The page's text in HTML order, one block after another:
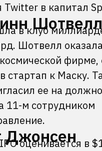
в капитал
Шотвелл
в клуб
Шотвелл
фирме,
стартап к Маску.
ее на
11-м сотрудником
Джонсен
оценивается в